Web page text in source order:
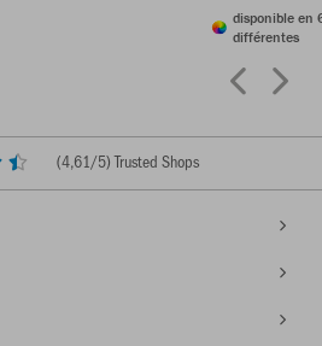
disponible en
différentes
(4,61/5) Trusted Shops